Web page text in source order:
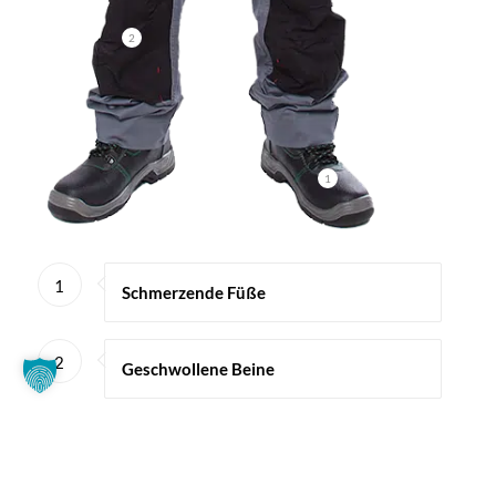
1
2
1 Schmerzende Füße
2 Geschwollene Beine